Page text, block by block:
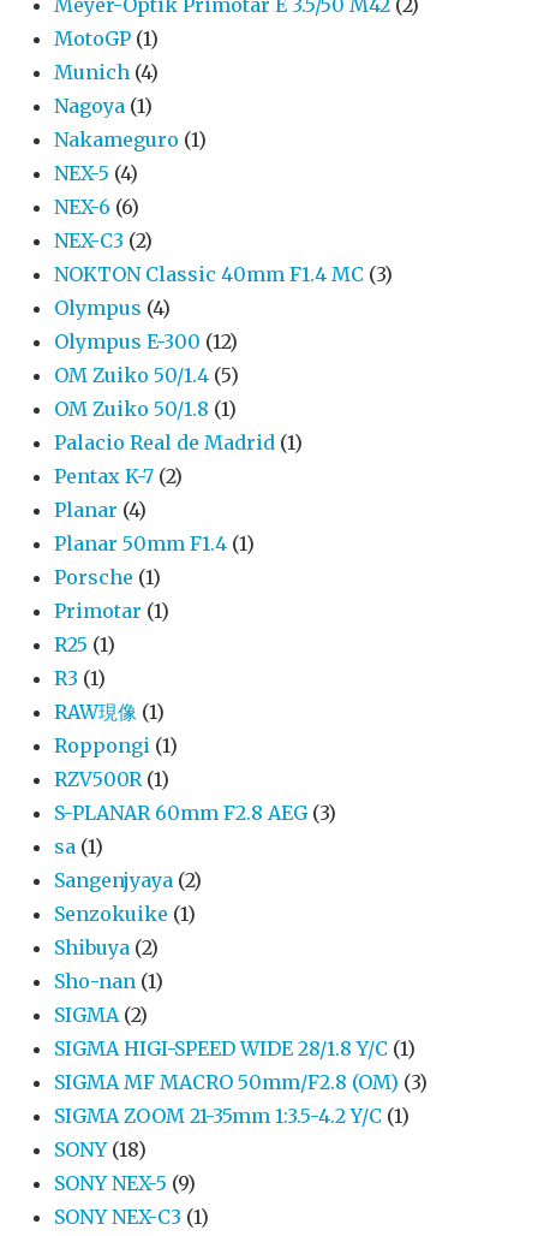
MotoGP (1)
Munich (4)
Nagoya (1)
Nakameguro (1)
NEX-5 (4)
NEX-6 (6)
NEX-C3 (2)
NOKTON Classic 40mm F1.4 MC (3)
Olympus (4)
Olympus E-300 (12)
OM Zuiko 50/1.4 (5)
OM Zuiko 50/1.8 (1)
Palacio Real de Madrid (1)
Pentax K-7 (2)
Planar (4)
Planar 50mm F1.4 (1)
Porsche (1)
Primotar (1)
R25 (1)
R3 (1)
RAW現像 (1)
Roppongi (1)
RZV500R (1)
S-PLANAR 60mm F2.8 AEG (3)
sa (1)
Sangenjyaya (2)
Senzokuike (1)
Shibuya (2)
Sho-nan (1)
SIGMA (2)
SIGMA HIGI-SPEED WIDE 28/1.8 Y/C (1)
SIGMA MF MACRO 50mm/F2.8 (OM) (3)
SIGMA ZOOM 21-35mm 1:3.5-4.2 Y/C (1)
SONY (18)
SONY NEX-5 (9)
SONY NEX-C3 (1)